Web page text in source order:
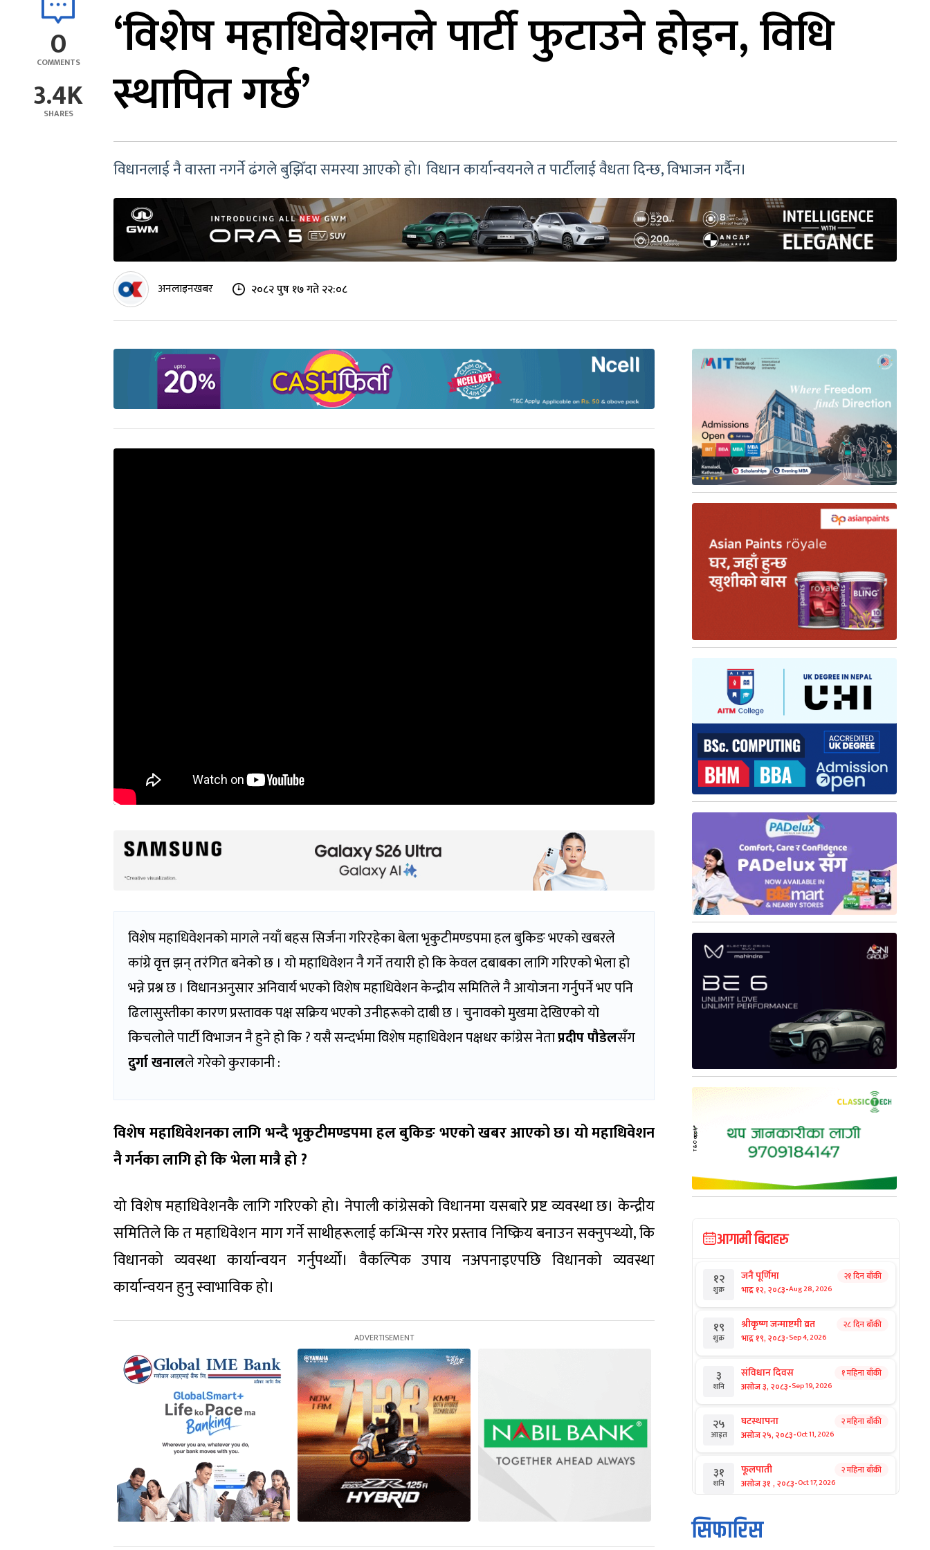
0
COMMENTS
3.4K
SHARES
‘विशेष महाधिवेशनले पार्टी फुटाउने होइन, विधि
स्थापित गर्छ’
विधानलाई नै वास्ता नगर्ने ढंगले बुझिँदा समस्या आएको हो। विधान कार्यान्वयनले त पार्टीलाई वैधता दिन्छ, विभाजन गर्दैन।
अनलाइनखबर २०८२ पुष १७ गते २२:०८
विशेष महाधिवेशनको मागले नयाँ बहस सिर्जना गरिरहेका बेला भृकुटीमण्डपमा हल बुकिङ भएको खबरले
कांग्रे वृत्त झन् तरंगित बनेको छ । यो महाधिवेशन नै गर्ने तयारी हो कि केवल दबाबका लागि गरिएको भेला हो
भन्ने प्रश्न छ । विधानअनुसार अनिवार्य भएको विशेष महाधिवेशन केन्द्रीय समितिले नै आयोजना गर्नुपर्ने भए पनि
ढिलासुस्तीका कारण प्रस्तावक पक्ष सक्रिय भएको उनीहरूको दाबी छ । चुनावको मुखमा देखिएको यो
किचलोले पार्टी विभाजन नै हुने हो कि ? यसै सन्दर्भमा विशेष महाधिवेशन पक्षधर कांग्रेस नेताप्रदीप पौडेलसँग
दुर्गा खनालले गरेको कुराकानी :
विशेष महाधिवेशनका लागि भन्दै भृकुटीमण्डपमा हल बुकिङ भएको खबर आएको छ। यो महाधिवेशन
नै गर्नका लागि हो कि भेला मात्रै हो ?
यो विशेष महाधिवेशनकै लागि गरिएको हो। नेपाली कांग्रेसको विधानमा यसबारे प्रष्ट व्यवस्था छ। केन्द्रीय
समितिले कि त महाधिवेशन माग गर्ने साथीहरूलाई कन्भिन्स गरेर प्रस्ताव निष्क्रिय बनाउन सक्नुपर्‍थ्यो, कि
विधानको व्यवस्था कार्यान्वयन गर्नुपर्थ्यो। वैकल्पिक उपाय नअपनाइएपछि विधानको व्यवस्था
कार्यान्वयन हुनु स्वाभाविक हो।
आगामी बिदाहरु
१२
शुक्र
जनै पूर्णिमा
भाद्र १२, २०८३-Aug 28, 2026
२१ दिन बाँकी
१९
शुक्र
श्रीकृष्ण जन्माष्टमी व्रत
भाद्र १९, २०८३-Sep 4, 2026
२८ दिन बाँकी
३
शनि
संविधान दिवस
असोज ३, २०८३-Sep 19, 2026
१ महिना बाँकी
२५
आइत
घटस्थापना
असोज २५, २०८३-Oct 11, 2026
२ महिना बाँकी
३१
शनि
फूलपाती
असोज ३१ , २०८३-Oct 17, 2026
२ महिना बाँकी
१
आइत
कार्तिक सङ्क्रान्ति
कार्तिक १, २०८३
सिफारिस